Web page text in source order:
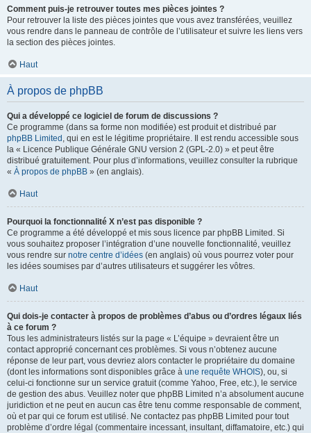
Comment puis-je retrouver toutes mes pièces jointes ?
Pour retrouver la liste des pièces jointes que vous avez transférées, veuillez
vous rendre dans le panneau de contrôle de l’utilisateur et suivre les liens vers
la section des pièces jointes.
Haut
À propos de phpBB
Qui a développé ce logiciel de forum de discussions ?
Ce programme (dans sa forme non modifiée) est produit et distribué par
phpBB Limited , qui en est le légitime propriétaire. Il est rendu accessible sous
la « Licence Publique Générale GNU version 2 (GPL-2.0) » et peut être
distribué gratuitement. Pour plus d’informations, veuillez consulter la rubrique
« À propos de phpBB » (en anglais).
Haut
Pourquoi la fonctionnalité X n’est pas disponible ?
Ce programme a été développé et mis sous licence par phpBB Limited. Si
vous souhaitez proposer l’intégration d’une nouvelle fonctionnalité, veuillez
vous rendre sur notre centre d’idées (en anglais) où vous pourrez voter pour
les idées soumises par d’autres utilisateurs et suggérer les vôtres.
Haut
Qui dois-je contacter à propos de problèmes d’abus ou d’ordres légaux liés
à ce forum ?
Tous les administrateurs listés sur la page « L’équipe » devraient être un
contact approprié concernant ces problèmes. Si vous n’obtenez aucune
réponse de leur part, vous devriez alors contacter le propriétaire du domaine
(dont les informations sont disponibles grâce à une requête WHOIS), ou, si
celui-ci fonctionne sur un service gratuit (comme Yahoo, Free, etc.), le service
de gestion des abus. Veuillez noter que phpBB Limited n’a absolument aucune
juridiction et ne peut en aucun cas être tenu comme responsable de comment,
où et par qui ce forum est utilisé. Ne contactez pas phpBB Limited pour tout
problème d’ordre légal (commentaire incessant, insultant, diffamatoire, etc.) qui